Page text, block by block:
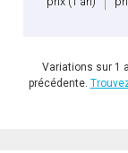
Variations sur 1
précédente.